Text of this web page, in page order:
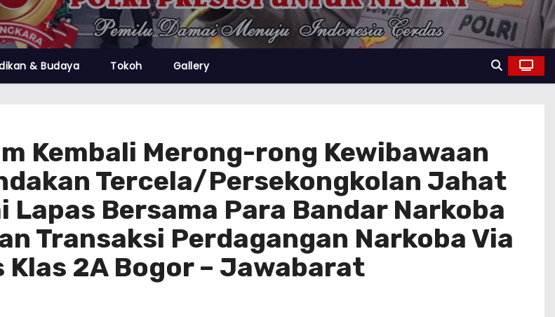
& Budaya Tokoh Gallery
Kembali Merong-rong Kewibawaan
Tercela/Persekongkolan Jahat
Bersama Para Bandar Narkoba
Transaksi Perdagangan Narkoba Via
Klas 2A Bogor – Jawabarat